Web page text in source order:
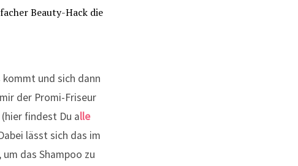
und sich dann
der Promi-Friseur
findest Du alle
lässt sich das im
das Shampoo zu